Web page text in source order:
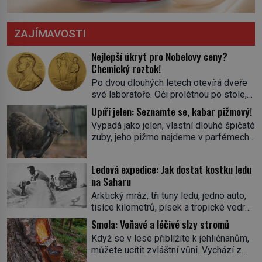
ZAJÍMAVOSTI
Nejlepší úkryt pro Nobelovy ceny?
Chemický roztok!
Po dvou dlouhých letech otevírá dveře
své laboratoře. Oči prolétnou po stole,
aby pak ulpěly na regálu, kde se nachází
všemožné látky. Hledá žluto-oranžovou
tekutinu, jakmile ji zahlédne, nesmírně
se mu uleví. Teď může svůj plán
skrývá směs s názvem lučavka
královská. Svůj přídomek nemá pro nic
za nic, […]
Upíří jelen: Seznamte se, kabar pižmový!
Vypadá jako jelen, vlastní dlouhé špičaté
zuby, jeho pižmo najdeme v parfémech
jediného zástupce zvířecí říše – kabara
pižmového. V Evropě ho jako první
popíše švédský botanik Carl Linné
(1707–1778), jenže v Asii o něm ví už
celá staletí. Zvíře připomíná jelena,
v kohoutku dosahuje […]
Ledová expedice: Jak dostat kostku ledu
na Saharu
Arktický mráz, tři tuny ledu, jedno auto,
tisíce kilometrů, písek a tropické vedro.
To je ve zkratce zdánlivě nesplnitelná
výzva, která se promění v úžasné
dobrodružství a důkaz, že nic není
nemožné. Vše začíná na podzim 1958
Smola: Voňavé a léčivé slzy stromů
Když se v lese přiblížíte k jehličnanům,
můžete ucítit zvláštní vůni. Vychází z